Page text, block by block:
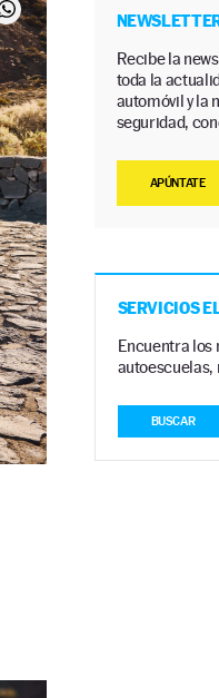
Recibe la
toda la
automóvil y la
seguridad,
APÚNTATE
SERVICIOS
Encuentra los
autoescuelas,
BUSCAR